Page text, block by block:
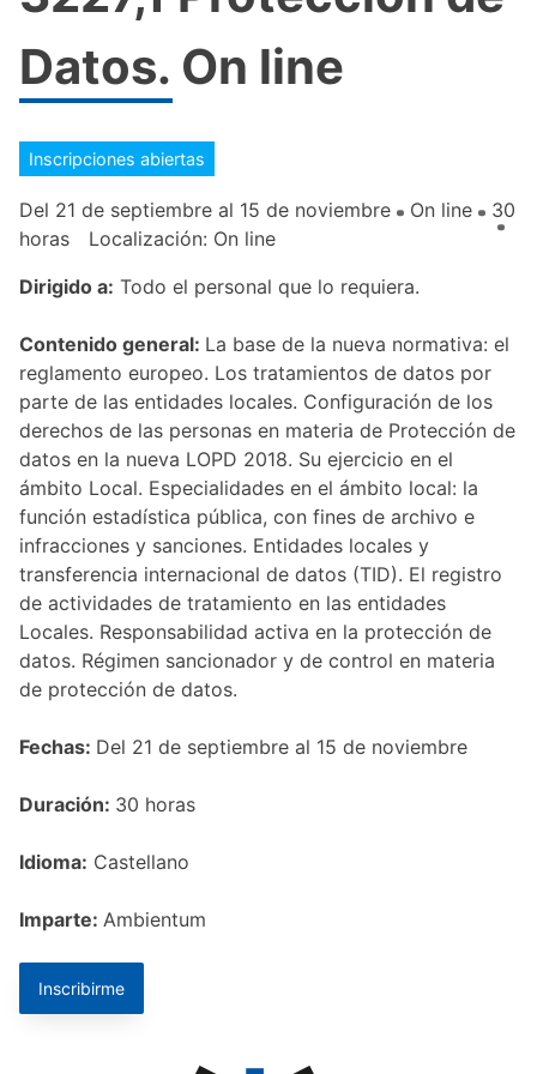
Datos. On line
Inscripciones abiertas
Del 21 de septiembre al 15 de noviembre On line
30
horas
Localización: On line
Dirigido a: Todo el personal que lo requiera.
Contenido general: La base de la nueva normativa: el
reglamento europeo. Los tratamientos de datos por
parte de las entidades locales. Configuración de los
derechos de las personas en materia de Protección de
datos en la nueva LOPD 2018. Su ejercicio en el
ámbito Local. Especialidades en el ámbito local: la
función estadística pública, con fines de archivo e
infracciones y sanciones. Entidades locales y
transferencia internacional de datos (TID). El registro
de actividades de tratamiento en las entidades
Locales. Responsabilidad activa en la protección de
datos. Régimen sancionador y de control en materia
de protección de datos.
Fechas: Del 21 de septiembre al 15 de noviembre
Duración: 30 horas
Idioma: Castellano
Imparte: Ambientum
Inscribirme